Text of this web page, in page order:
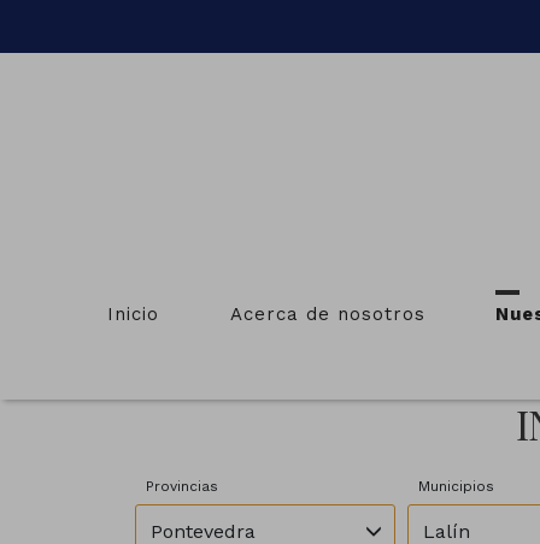
Inicio Acerca de nosotros
Provincias
Pontevedra
Municipios
Lalín